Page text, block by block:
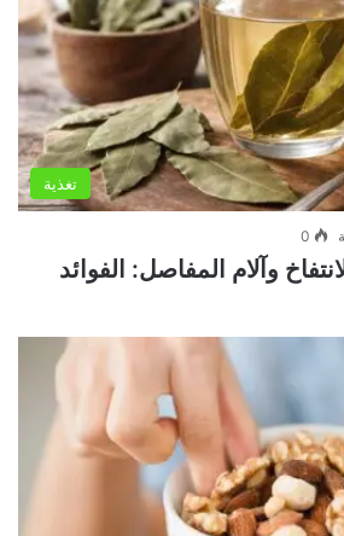
تغذية
0
وآلام المفاصل: الفوائد